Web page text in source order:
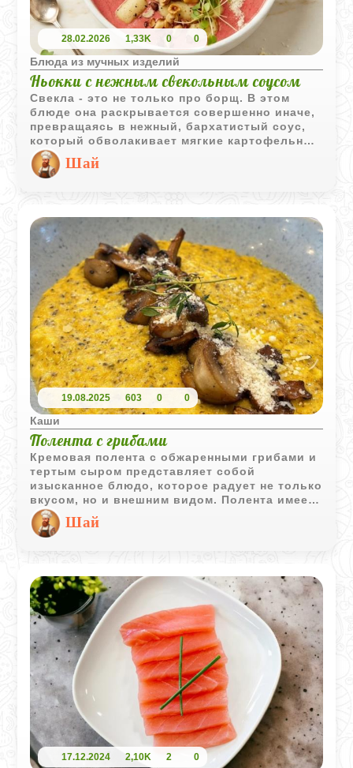
28.02.2026 1,33K 0 0
Блюда из мучных изделий
Ньокки с нежным свекольным соусом
Свекла - это не только про борщ. В этом
блюде она раскрывается совершенно иначе,
превращаясь в нежный, бархатистый соус,
который обволакивает мягкие картофельные
ньокки. Цвет получается просто
фантастический - такой ужин точно
классическими: воздушными, с легким
способ превратить простые продукты в
нечто ресторанного уровня, не проводя при
этом полдня у плиты.
Шай
19.08.2025 603 0 0
Каши
Полента с грибами
Кремовая полента с обжаренными грибами и
тертым сыром представляет собой
изысканное блюдо, которое радует не только
вкусом, но и внешним видом. Полента имеет
насыщенный желтый цвет, грибы
подрумянены до золотого оттенка и
изящную линию. Веточка свежего тимьяна
блюду свежий зеленый акцент и завершая
его гармоничный вид.
Шай
17.12.2024 2,10K 2 0